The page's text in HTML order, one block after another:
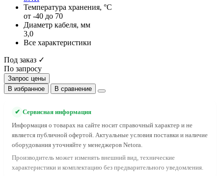
Температура хранения, °C
от -40 до 70
Диаметр кабеля, мм
3,0
Все характеристики
Под заказ ✓
По запросу
Запрос цены
В избранное
В сравнение
✔ Сервисная информация
Информация о товарах на сайте носит справочный характер и не
является публичной офертой. Актуальные условия поставки и наличие
оборудования уточняйте у менеджеров Netora.
Производитель может изменять внешний вид, технические
характеристики и комплектацию без предварительного уведомления.